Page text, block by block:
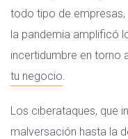
todo tipo de empresas,
la pandemia amplificó
incertidumbre en torno
tu negocio
Los ciberataques, que
malversación hasta la